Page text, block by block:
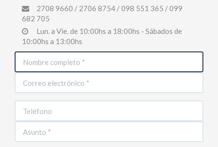
2708 9660 / 2706 8754 / 098 551 365 / 099
682 705
Lun. a Vie. de 10:00hs a 18:00hs - Sábados de
10:00hs a 13:00hs